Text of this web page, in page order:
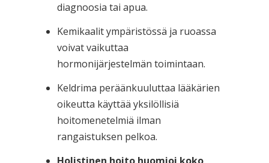
diagnoosia tai apua.
Kemikaalit ympäristössä ja ruoassa
voivat vaikuttaa
hormonijärjestelmän toimintaan.
Keldrima peräänkuuluttaa lääkärien
oikeutta käyttää yksilöllisiä
hoitomenetelmiä ilman
rangaistuksen pelkoa.